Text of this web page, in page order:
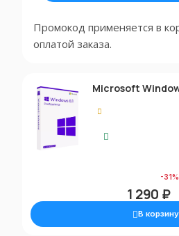
Промокод применяется в
оплатой заказа.
Microsoft
-31%
1 290 ₽
В корзину